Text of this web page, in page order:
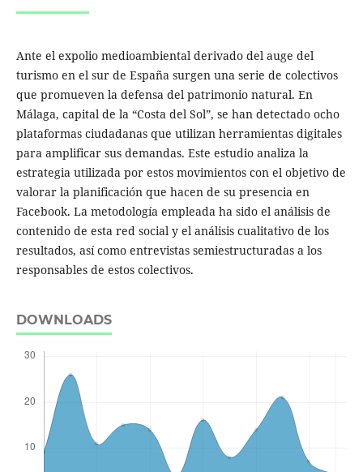
Ante el expolio medioambiental derivado del auge del
turismo en el sur de España surgen una serie de colectivos
que promueven la defensa del patrimonio natural. En
Málaga, capital de la “Costa del Sol”, se han detectado ocho
plataformas ciudadanas que utilizan herramientas digitales
para amplificar sus demandas. Este estudio analiza la
estrategia utilizada por estos movimientos con el objetivo de
valorar la planificación que hacen de su presencia en
Facebook. La metodología empleada ha sido el análisis de
contenido de esta red social y el análisis cualitativo de los
resultados, así como entrevistas semiestructuradas a los
responsables de estos colectivos.
DOWNLOADS